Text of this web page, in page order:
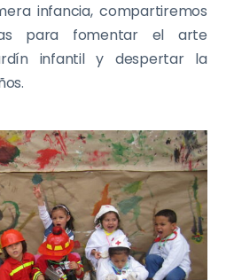
infancia, compartiremos
para fomentar el arte
infantil y despertar la